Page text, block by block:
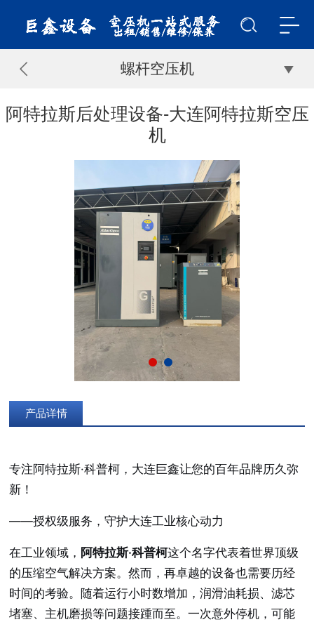
螺杆空压机
阿特拉斯后处理设备-大连阿特拉斯空压
机
产品详情
专注阿特拉斯·科普柯，大连巨鑫让您的百年品牌历久弥
新！
——授权级服务，守护大连工业核心动力
在工业领域， 阿特拉斯·科普柯这个名字代表着世界顶级
的压缩空气解决方案。然而，再卓越的设备也需要历经
时间的考验。随着运行小时数增加，润滑油耗损、滤芯
堵塞、主机磨损等问题接踵而至。一次意外停机，可能